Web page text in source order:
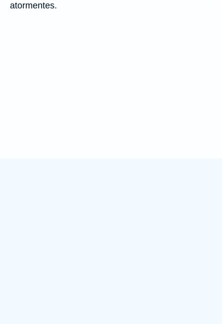
atormentes.